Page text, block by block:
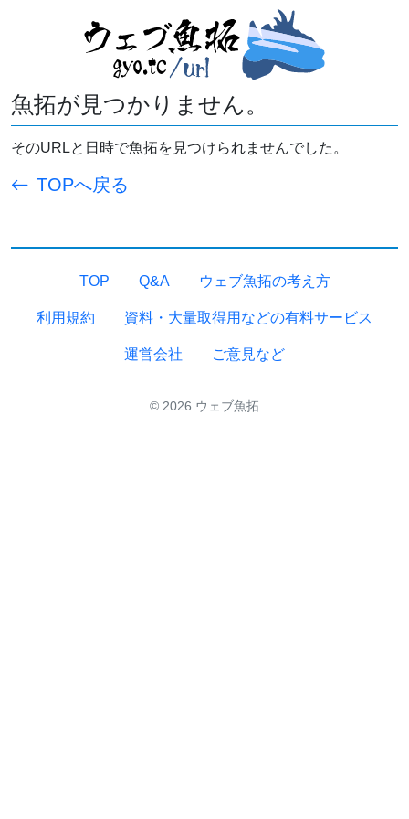
魚拓が見つかりません。
そのURLと日時で魚拓を見つけられませんでした。
TOPへ戻る
TOP Q&A ウェブ魚拓の考え方
利用規約 資料・大量取得用などの有料サービス
運営会社 ご意見など
© 2026 ウェブ魚拓